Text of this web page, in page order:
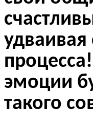
удваивая
процесса!
эмоции
такого